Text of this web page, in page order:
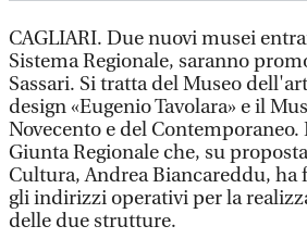
CAGLIARI. Due nuovi musei
Sistema Regionale, saranno
Sassari. Si tratta del Museo
design «Eugenio Tavolara» e il
Novecento e del
Giunta Regionale che, su
Cultura, Andrea Biancareddu, ha
gli indirizzi operativi per la
delle due strutture.